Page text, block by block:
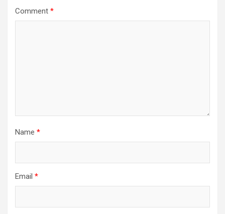
Comment *
Name *
Email *